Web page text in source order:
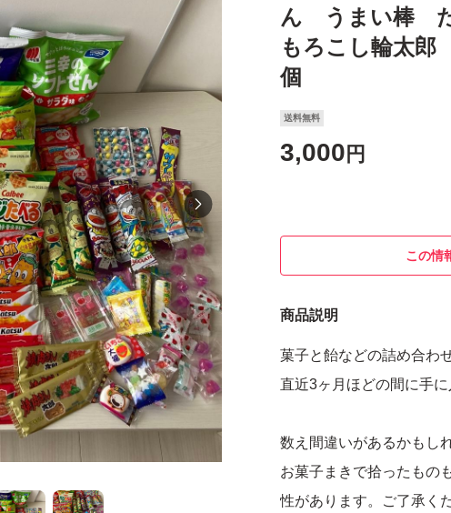
ん うまい棒
もろこし輪太
個
送料無料
3,000 円
この情
商品説明
菓子と飴などの詰め合わ
直近3ヶ月ほどの間に手に
数え間違いがあるかもし
お菓子まきで拾ったもの
性があります。ご了承く